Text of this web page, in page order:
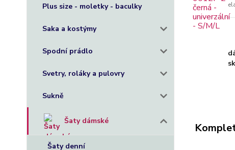
Plus size - moletky - baculky
Saka a kostýmy
Spodní prádlo
Svetry, roláky a pulovry
Sukně
Šaty dámské
Šaty denní